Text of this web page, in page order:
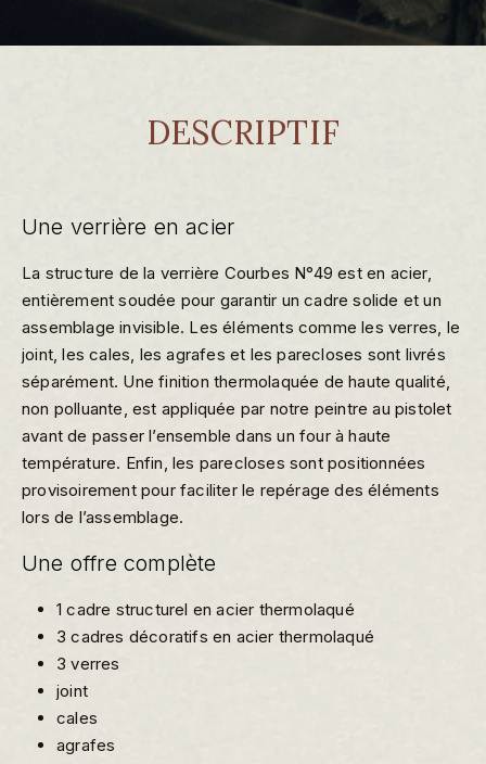
DESCRIPTIF
Une verrière en acier
La structure de la verrière Courbes N°49 est en acier,
entièrement soudée pour garantir un cadre solide et un
assemblage invisible. Les éléments comme les verres, le
joint, les cales, les agrafes et les parecloses sont livrés
séparément. Une finition thermolaquée de haute qualité,
non polluante, est appliquée par notre peintre au pistolet
avant de passer l’ensemble dans un four à haute
température. Enfin, les parecloses sont positionnées
provisoirement pour faciliter le repérage des éléments
lors de l’assemblage.
Une offre complète
1 cadre structurel en acier thermolaqué
3 cadres décoratifs en acier thermolaqué
3 verres
joint
cales
agrafes